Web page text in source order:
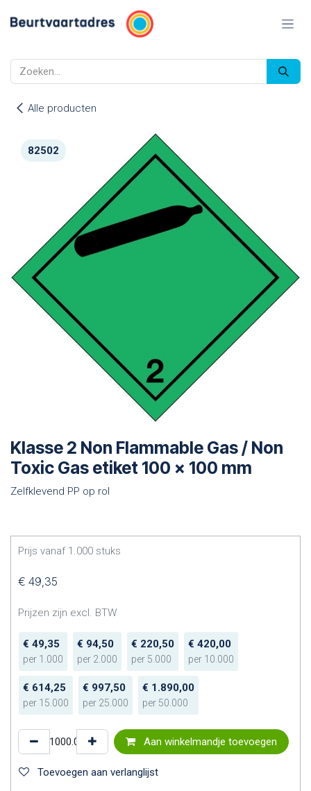
Alle producten
82502
Klasse 2 Non Flammable Gas / Non
Toxic Gas etiket 100 x 100 mm
Zelfklevend PP op rol
Prijs vanaf 1.000 stuks
€ 49,35
Prijzen zijn excl. BTW
€ 49,35
per 1.000
€ 94,50
per 2.000
€ 220,50
per 5.000
€ 420,00
per 10.000
€ 614,25
per 15.000
€ 997,50
per 25.000
€ 1.890,00
per 50.000
Aan winkelmandje toevoegen
Toevoegen aan verlanglijst